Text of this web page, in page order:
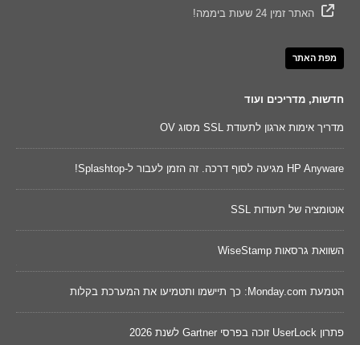
האתר זמין 24 שעות ביממה!
מפת האתר
חדשות, מדריכים ועוד
מדריך אימות ארגון לתעודת SSL מסוג OV
HP Anyware מגיעה לסוף דרכה. זה הזמן לעבור ל-Splashtop!
אוטומציה של תעודות SSL
השוואת גרסאות WiseStamp
הטמעת Monday.com: כך תיישמו ותטמיעו את המערכת בקלות
פתרון UserLock זוכה בפרסי Gartner לשנת 2026